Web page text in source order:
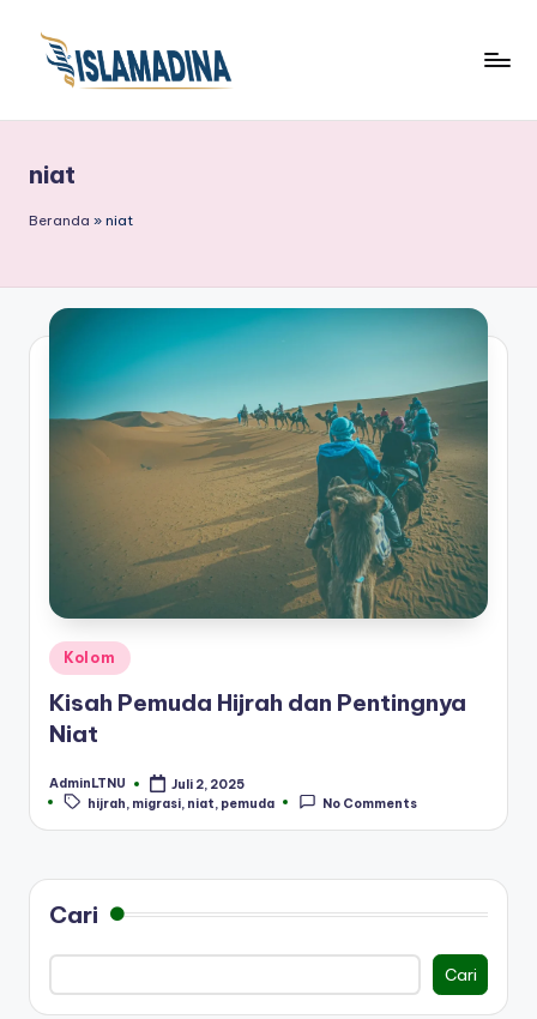
niat
Beranda » niat
Posted
in
Kolom
Kisah Pemuda Hijrah dan Pentingnya
Niat
Posted
by
AdminLTNU Juli 2, 2025
Tags:
hijrah migrasi niat pemuda No Comments
Cari
Cari